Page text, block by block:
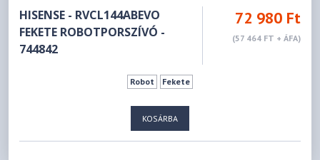
HISENSE - RVCL144ABEVO
FEKETE ROBOTPORSZÍVÓ -
744842
72 980 Ft
(57 464 FT + ÁFA)
Robot Fekete
KOSÁRBA